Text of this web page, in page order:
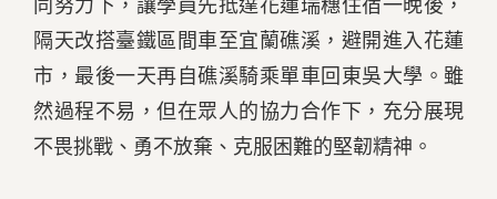
同努力下，讓學員先抵達花蓮瑞穗住宿一晚後，
隔天改搭臺鐵區間車至宜蘭礁溪，避開進入花蓮
市，最後一天再自礁溪騎乘單車回東吳大學。雖
然過程不易，但在眾人的協力合作下，充分展現
不畏挑戰、勇不放棄、克服困難的堅韌精神。